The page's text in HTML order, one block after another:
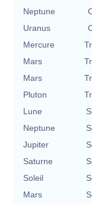
Neptune
Uranus
Mercure
Mars
Mars
Pluton
Lune
Neptune
Jupiter
Saturne
Soleil
Mars